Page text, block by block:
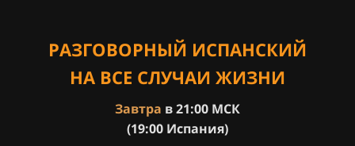
РАЗГОВОРНЫЙ ИСПАНСКИЙ
НА ВСЕ СЛУЧАИ ЖИЗНИ
Завтра в 21:00 МСК
(19:00 Испания)